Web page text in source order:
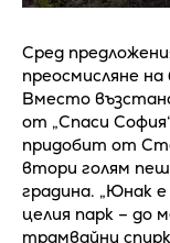
Сред
преосмисляне
Вместо
от „Спаси
придобит от
втори голям
градина. „Юнак
целия парк – до
трамвайни